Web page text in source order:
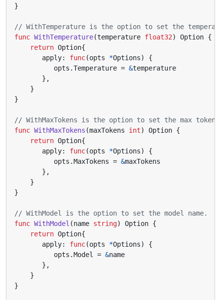
}
// WithTemperature is the option to set the
func WithTemperature(temperature float32) Option {
return Option{
apply: func(opts *Options)
{
opts .Temperature = &temperature
},
}
}
// WithMaxTokens is the option to set the max
func WithMaxTokens (maxTokens int) Option {
return Option{
apply: func(opts *Options)
{
opts .MaxTokens = &maxTokens
},
}
}
// WithModel is the option to set the model name.
func WithModel (name string) Option {
return Option{
apply: func(opts *Options)
{
opts .Model = &name
},
}
}